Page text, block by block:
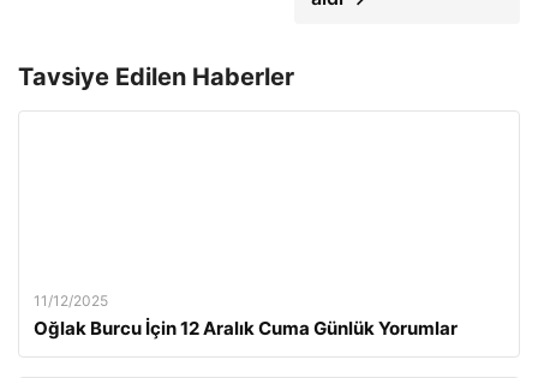
Tavsiye Edilen Haberler
11/12/2025
Oğlak Burcu İçin 12 Aralık Cuma Günlük Yorumlar